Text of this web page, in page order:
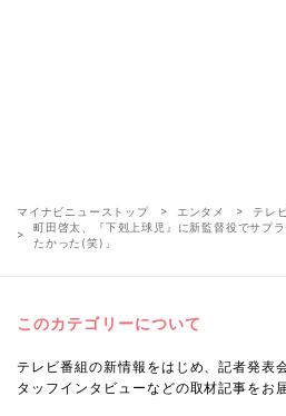
マイナビニューストップ エンタメ
テレ
町田啓太、『下剋上球児』に新監督役でサプ
たかった(笑)」
このカテゴリーについて
テレビ番組の新情報をはじめ、記者発表
タッフインタビューなどの取材記事をお